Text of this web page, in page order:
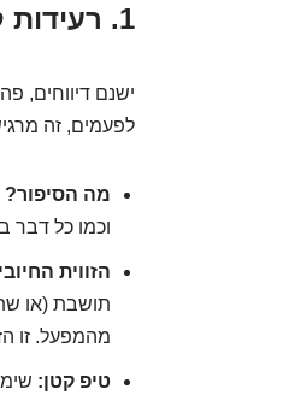
1. רעידות קלות ותושבות מנוע – סימפוניה שקטה מדי?
ישנם דיווחים,
לפעמים, זה
מה הסיפור?
וכמו כל דבר
הזווית
תושבת (או
מהמפעל. זו
טיפ קטן: